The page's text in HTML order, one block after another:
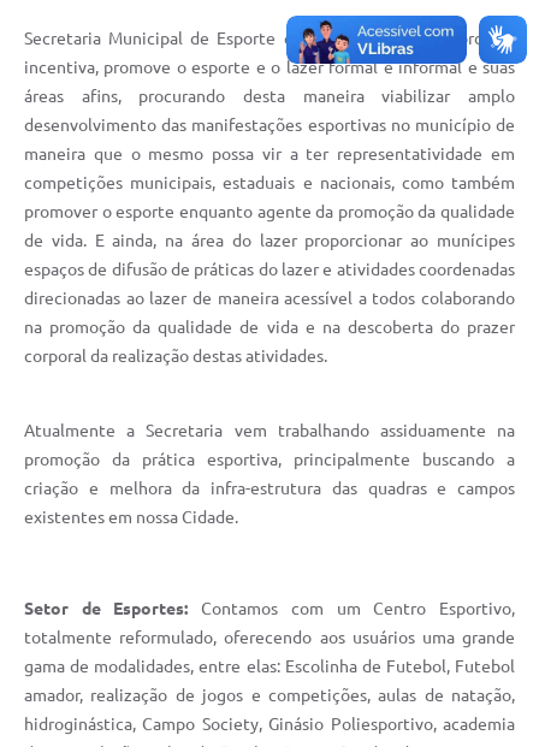
Secretaria Municipal de Esporte e Lazer administra, coordena,
incentiva, promove o esporte e o lazer formal e informal e suas
áreas afins, procurando desta maneira viabilizar amplo
desenvolvimento das manifestações esportivas no município de
maneira que o mesmo possa vir a ter representatividade em
competições municipais, estaduais e nacionais, como também
promover o esporte enquanto agente da promoção da qualidade
de vida. E ainda, na área do lazer proporcionar ao munícipes
espaços de difusão de práticas do lazer e atividades coordenadas
direcionadas ao lazer de maneira acessível a todos colaborando
na promoção da qualidade de vida e na descoberta do prazer
corporal da realização destas atividades.
Atualmente a Secretaria vem trabalhando assiduamente na
promoção da prática esportiva, principalmente buscando a
criação e melhora da infra-estrutura das quadras e campos
existentes em nossa Cidade.
Setor de Esportes: Contamos com um Centro Esportivo,
totalmente reformulado, oferecendo aos usuários uma grande
gama de modalidades, entre elas: Escolinha de Futebol, Futebol
amador, realização de jogos e competições, aulas de natação,
hidroginástica, Campo Society, Ginásio Poliesportivo, academia